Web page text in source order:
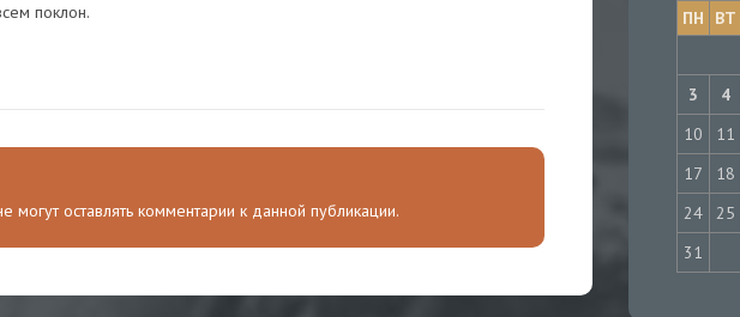
поклон.
могут оставлять комментарии к данной публикации.
ПН
ВТ
3
4
10
11
17
18
24
25
31